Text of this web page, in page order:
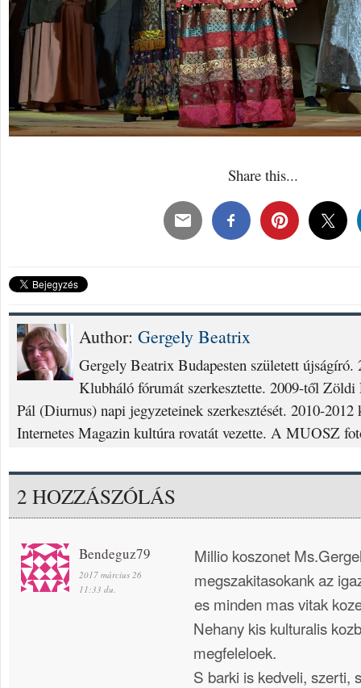
Share this...
Author: Gergely Beatrix
Gergely Beatrix Budapesten született újságíró.
Klubháló fórumát szerkesztette. 2009-től
Pál (Diurnus) napi jegyzeteinek szerkesztését. 2010-2012
Internetes Magazin kultúra rovatát vezette. A MUOSZ
2 HOZZÁSZÓLÁS
Bendeguz79
2017 március 26
11:33 du.
Millio koszonet
megszakitasokank az
es minden mas vitak
Nehany kis kulturalis
megfeleloek.
S barki is kedveli, szerti,